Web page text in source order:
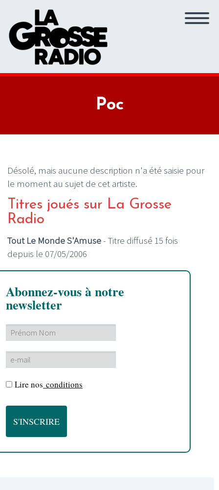
Poc
Désolé, mais aucune description n'a été saisie pour
le moment au sujet de cet artiste.
Titres joués sur La Grosse
Radio
Tout Le Monde S'Amuse- Titre diffusé 15 fois
depuis le 07/05/2006
Abonnez-vous à notre
newsletter
Lire nos conditions